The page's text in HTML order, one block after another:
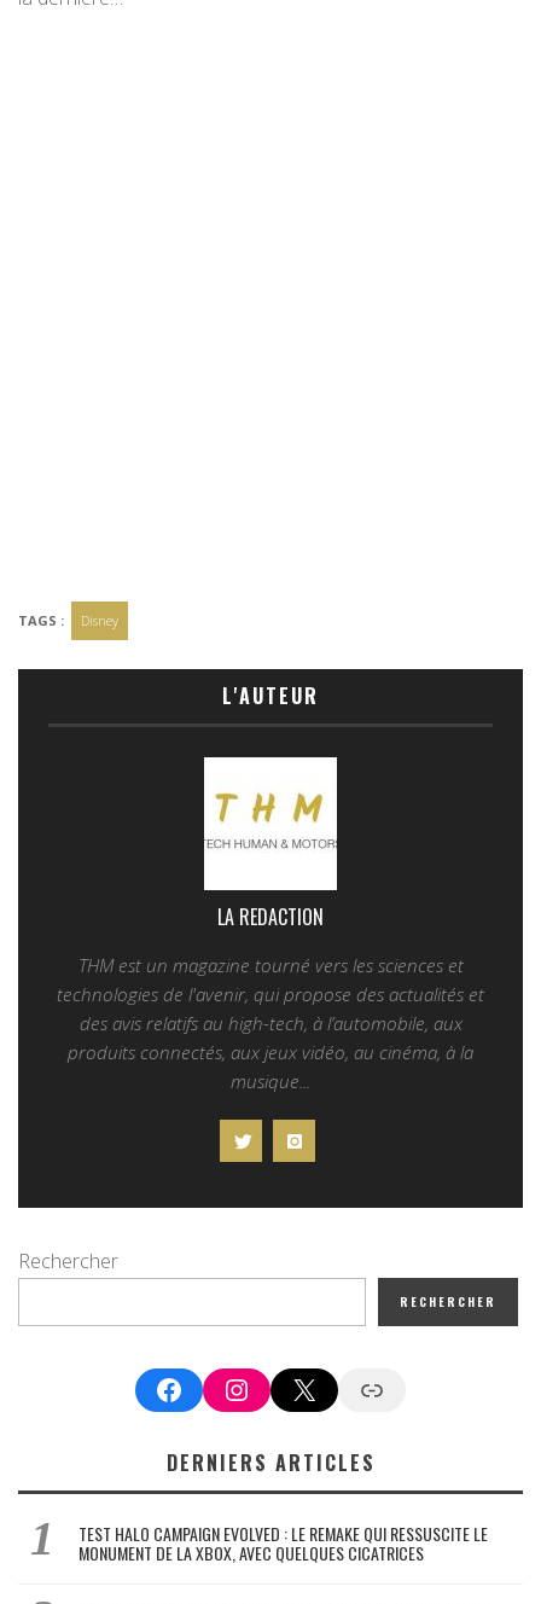
TAGS : Disney
L'AUTEUR
LA REDACTION
THM est un magazine tourné vers les sciences et
technologies de l'avenir, qui propose des actualités et
des avis relatifs au high-tech, à l’automobile, aux
produits connectés, aux jeux vidéo, au cinéma, à la
musique...
Rechercher
RECHERCHER
FacebookInstagram
X Google News
DERNIERS ARTICLES
TEST HALO CAMPAIGN EVOLVED : LE REMAKE QUI RESSUSCITE LE
MONUMENT DE LA XBOX, AVEC QUELQUES CICATRICES